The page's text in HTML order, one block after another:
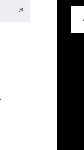
ジャケット